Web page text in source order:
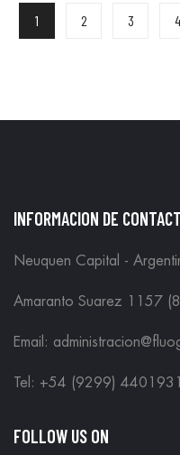
1 2 3 4
INFORMACION DE
Neuquen Capital -
Amaranto Suarez 1157
Email:
Tel: +54 (9299) 4401931
FOLLOW US ON